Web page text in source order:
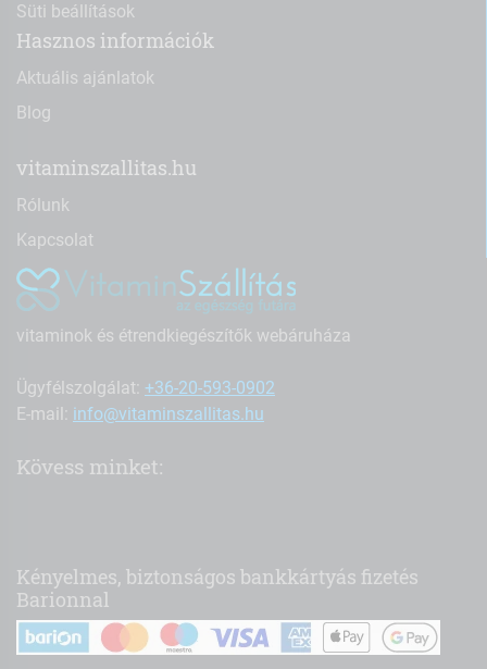
Süti beállítások
Hasznos információk
Aktuális ajánlatok
Blog
vitaminszallitas.hu
Rólunk
Kapcsolat
vitaminok és étrendkiegészítők webáruháza
Ügyfélszolgálat: +36-20-593-0902
E-mail: info@vitaminszallitas.hu
Kövess minket:
Kényelmes, biztonságos bankkártyás fizetés
Barionnal